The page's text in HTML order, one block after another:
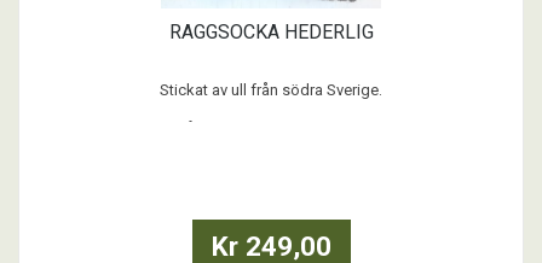
RAGGSOCKA HEDERLIG
Stickat av ull från södra Sverige.
Dessutom en bindetråd:
10 % Polyamid
Kr 249,00